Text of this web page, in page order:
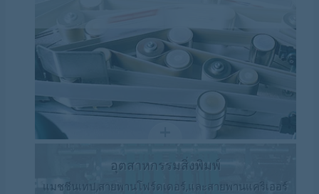
อุตสาหกรรมสิ่งพิมพ์
แมชชีนเทป,สายพานโฟร์ดเดอร์,และสายพานแคริเออร์